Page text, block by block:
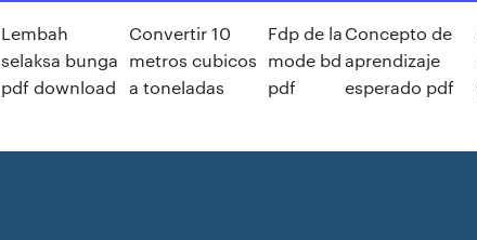
Lembah
selaksa bunga
pdf download
Convertir 10
metros cubicos
a toneladas
Fdp de la
mode bd
pdf
Concepto de
aprendizaje
esperado pdf